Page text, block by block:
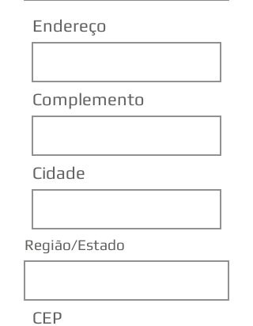
Endereço
Complemento
Cidade
Região/Estado
CEP